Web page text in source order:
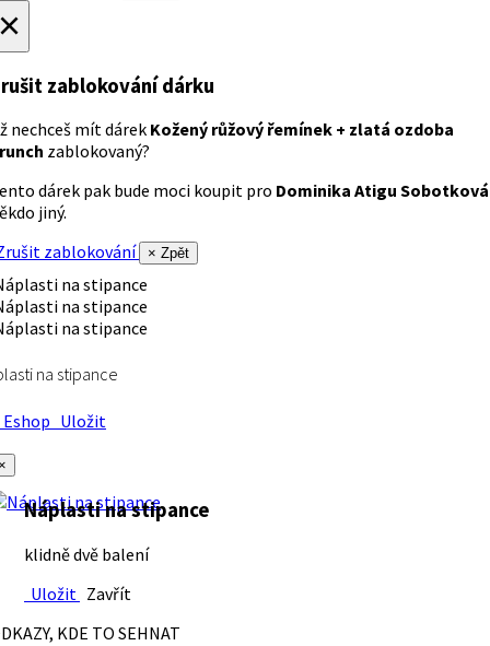
zablokování dárku
nechceš mít dárek Kožený růžový řemínek + zlatá ozdoba
zablokovaný?
dárek pak bude moci koupit pro Dominika Atigu Sobotková
jiný.
zablokování
× Zpět
na stipance
Uložit
Náplasti na stipance
klidně dvě balení
Uložit Zavřít
KDE TO SEHNAT